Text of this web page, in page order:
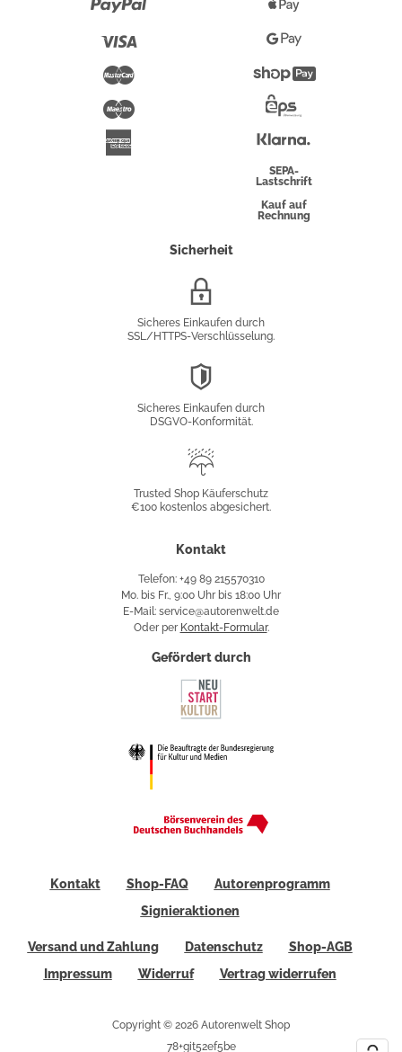
Maestro
Pay
Google
Pay
Überweisung
SEPA-
Lastschrift
Kauf auf
Rechnung
Sicherheit
Sicheres Einkaufen durch
SSL/HTTPS-Verschlüsselung.
Sicheres Einkaufen durch
DSGVO-Konformität.
Käuferschutz
Trusted Shop Käuferschutz
€100 kostenlos abgesichert.
Kontakt
Telefon: +49 89 215570310
Mo. bis Fr., 9:00 Uhr bis 18:00 Uhr
E-Mail: service@autorenwelt.de
Oder per Kontakt-Formular.
Gefördert durch
Kontakt Shop-FAQ
Autorenprogramm
Signieraktionen
Versand und Zahlung Datenschutz
Shop-AGB
Impressum
Widerruf Vertrag widerrufen
Copyright © 2026 Autorenwelt Shop
78+git52ef5be